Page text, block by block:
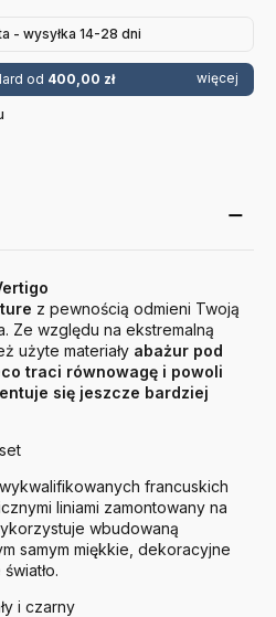
- wysyłka 14-28 dni
od 400,00 zł więcej
z pewnością odmieni Twoją
Ze względu na ekstremalną
użyte materiały abażur pod
traci równowagę i powoli
się jeszcze bardziej
francuskich
liniami zamontowany na
wbudowaną
samym miękkie, dekoracyjne
i czarny